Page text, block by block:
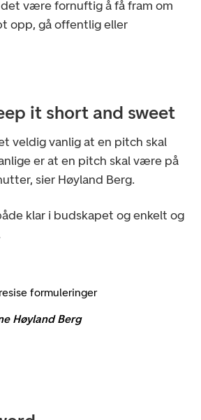
være fornuftig å få fram om
opp, gå offentlig eller
it short and sweet
veldig vanlig at en pitch skal
er at en pitch skal være på
sier Høyland Berg.
klar i budskapet og enkelt og
formuleringer
Høyland Berg